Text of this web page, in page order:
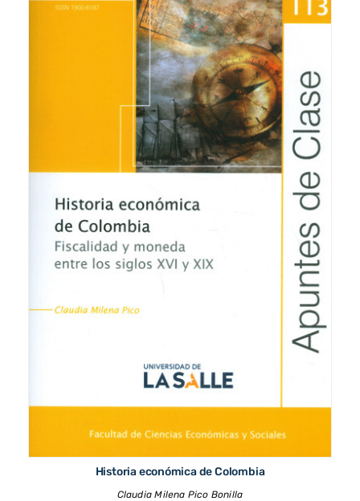
Historia económica de Colombia
Claudia Milena Pico Bonilla